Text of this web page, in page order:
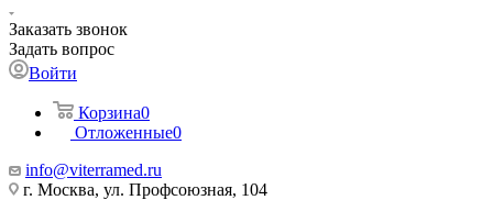
Заказать звонок
Задать вопрос
Войти
Корзина0
Отложенные0
info@viterramed.ru
г. Москва, ул. Профсоюзная, 104